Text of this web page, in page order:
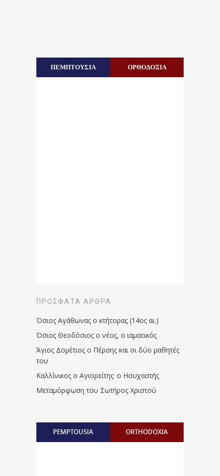
ΠΕΜΠΤΟΥΣΙΑ ΟΡΘΟΔΟΞΙΑ
ΠΡΌΣΦΑΤΑ ΆΡΘΡΑ
Όσιος Αγάθωνας ο κτήτορας (14ος αι.)
Όσιος Θεοδόσιος ο νέος, ο ιαματικός
Άγιος Δομέτιος ο Πέρσης και οι δύο μαθητές
του
Καλλίνικος ο Αγιορείτης · ο Ησυχαστής
Μεταμόρφωση του Σωτήρος Χριστού
PEMPTOUSIA ORTHODOXIA